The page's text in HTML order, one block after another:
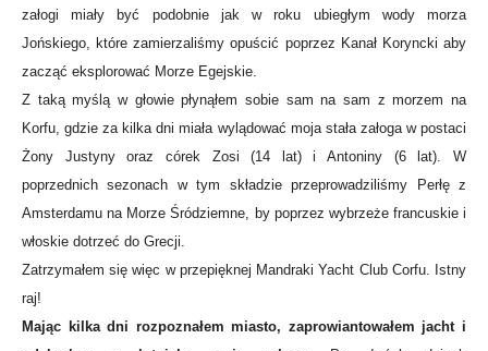
załogi miały być podobnie jak w roku ubiegłym wody morza
Jońskiego, które zamierzaliśmy opuścić poprzez Kanał Koryncki aby
zacząć eksplorować Morze Egejskie.
Z taką myślą w głowie płynąłem sobie sam na sam z morzem na
Korfu, gdzie za kilka dni miała wylądować moja stała załoga w postaci
Żony Justyny oraz córek Zosi (14 lat) i Antoniny (6 lat). W
poprzednich sezonach w tym składzie przeprowadziliśmy Perłę z
Amsterdamu na Morze Śródziemne, by poprzez wybrzeże francuskie i
włoskie dotrzeć do Grecji.
Zatrzymałem się więc w przepięknej Mandraki Yacht Club Corfu. Istny
raj!
Mając kilka dni rozpoznałem miasto, zaprowiantowałem jacht i